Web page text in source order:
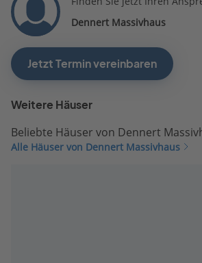
Dennert Massivhaus
Jetzt Termin vereinbaren
Weitere Häuser
Beliebte Häuser von Dennert
Alle Häuser von Dennert Massivhaus